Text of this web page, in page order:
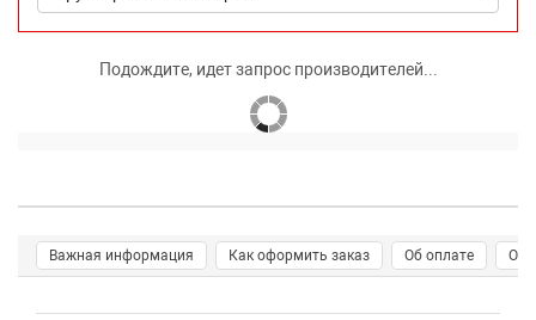
Подождите, идет запрос производителей...
Важная информация Как оформить заказ Об оплате О